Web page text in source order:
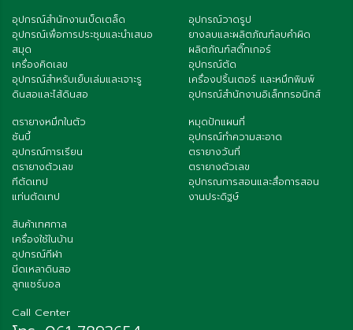
อุปกรณ์สำนักงานเบ็ดเตล็ด
อุปกรณ์เพื่อการประชุมและนำเสนอ
สมุด
เครื่องคิดเลข
อุปกรณ์สำหรับเย็บเล่มและเจาะรู
ดินสอและไส้ดินสอ
อุปกรณ์วาดรูป
ยางลบและผลิตภัณฑ์ลบคำผิด
ผลิตภัณฑ์สติ๊กเกอร์
อุปกรณ์ตัด
เครื่องปริ้นเตอร์ และหมึกพิมพ์
อุปกรณ์สำนักงานอิเล็กทรอนิกส์
ตรายางหมึกในตัว
ซันบี้
อุปกรณ์การเรียน
ตรายางตัวเลข
ทีตัดเทป
แท่นตัดเทป
หมุดปักแผนที่
อุปกรณ์ทำความสะอาด
ตรายางวันที่
ตรายางตัวเลข
อุปกรณการสอนและสื่อการสอน
งานประดิฐษ์
สินค้าเทศกาล
เครื่องใช้ในบ้าน
อุปกรณ์กีฬา
มีดเหลาดินสอ
ลูกแชร์บอล
Call Center